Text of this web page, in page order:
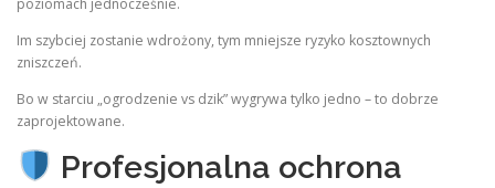
Im szybciej zostanie wdrożony, tym mniejsze ryzyko kosztownych
zniszczeń.
Bo w starciu „ogrodzenie vs dzik” wygrywa tylko jedno – to dobrze
zaprojektowane.
Profesjonalna ochrona